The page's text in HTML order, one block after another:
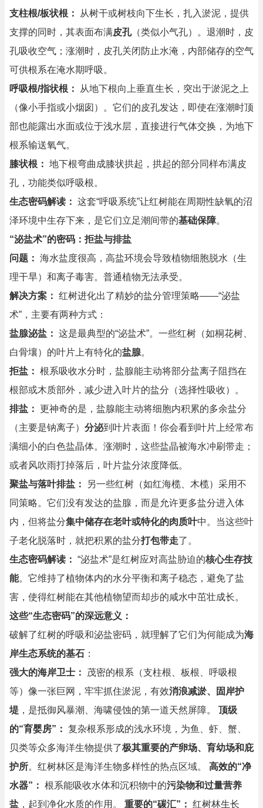
支柱根/板状根：
从树干或树枝向下生长，扎入淤泥，提供
支撑的同时，其表面布满皮孔（类似小气孔）。退潮时，皮
孔吸收空气；涨潮时，皮孔关闭防止水淹，内部储存的空气
可供根系在淹水期呼吸。
呼吸根/指状根：
从地下根向上垂直生长，突出于淤泥之上
（像小手指或小烟囱）。它们的皮孔发达，即使在涨潮时顶
部也能露出水面或位于浅水层，直接进行气体交换，为地下
根系输送氧气。
膝状根： 地下根弯曲成膝状拱起，拱起的部分同样布满皮
孔，功能类似呼吸根。
生态密码解读： 这套“呼吸系统”让红树能在周期性缺氧的沼
泽环境中生存下来，是它们立足潮间带的基础保障。
“泌盐术”的密码：拒盐与排盐
问题： 海水盐度很高，高盐环境会导致植物细胞脱水（生
理干旱）和离子毒害。普通植物无法承受。
解决方案： 红树进化出了精妙的盐分管理策略——“泌盐
术”，主要有两种方式：
盐腺泌盐： 这是最典型的“泌盐术”。一些红树（如桐花树、
白骨壤）的叶片上有特化的盐腺。
拒盐： 根系吸收水分时，盐腺能主动将部分盐离子阻挡在
根部或木质部外，减少进入叶片的盐分（选择性吸收）。
排盐： 更神奇的是，盐腺能主动将细胞内积累的多余盐分
（主要是钠离子） 分泌到叶片表面！你会看到叶片上经常布
满细小的白色盐晶体。涨潮时，这些盐晶被海水冲刷带走；
或者风吹雨打掉落后，叶片盐分浓度降低。
聚盐与落叶排盐：
另一些红树（如红海榄、木榄）采用不
同策略。它们没有发达的盐腺，而是允许更多盐分进入体
内，但将盐分集中储存在老叶或特化的肉质叶中。当这些叶
子老化脱落时，就把积累的盐分打包带走了。
生态密码解读： “泌盐术”是红树应对高盐胁迫的核心生存技
能。它维持了植物体内的水分平衡和离子稳态，避免了盐
害，使得红树能在其他植物望而却步的咸水中茁壮成长。
这些“生态密码”的深远意义：
破解了红树的呼吸和泌盐密码，就理解了它们为何能成为海
岸生态系统的基石 ：
强大的海岸卫士：
茂密的根系（支柱根、板根、呼吸根
等）像一张巨网，牢牢抓住淤泥，有效消浪减淤、固岸护
堤 ，是抵御风暴潮、海啸侵蚀的第一道天然屏障。 顶级
的“育婴房”： 复杂根系形成的浅水环境，为鱼、虾、蟹、
贝类等众多海洋生物提供了极其重要的产卵场、育幼场和庇
护所。红树林区是海洋生物多样性的热点区域。 高效的“净
水器”： 根系能吸收水体和沉积物中的污染物和过量营养
盐 ，起到净化水质的作用。 重要的“碳汇”： 红树林生长